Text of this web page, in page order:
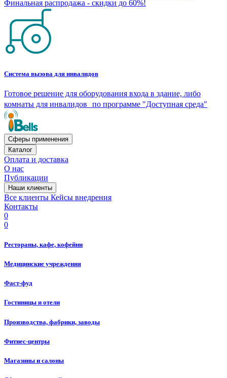
Финальная распродажа - скидки до 60%!
Система вызова для инвалидов
Готовое решение для оборудования входа в здание, либо
комнаты для инвалидов по программе "Доступная среда"
Сферы применения
Каталог
Оплата и доставка
О нас
Публикации
Наши клиенты
Все клиенты Кейсы внедрения
Контакты
0
0
Рестораны, кафе, кофейни
Медицинские учреждения
Фаст-фуд
Гостиницы и отели
Производства, фабрики, заводы
Фитнес-центры
Магазины и салоны